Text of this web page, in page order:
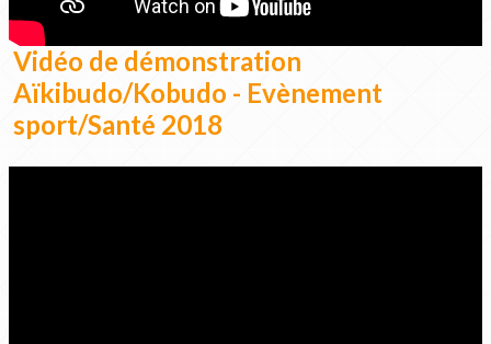
Vidéo de démonstration
Aïkibudo/Kobudo - Evènement
sport/Santé 2018